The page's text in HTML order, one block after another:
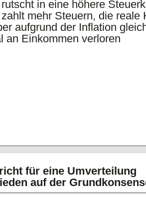
in eine höhere
mehr Steuern, die reale
aufgrund der Inflation
an Einkommen verloren
für eine Umverteilung
auf der